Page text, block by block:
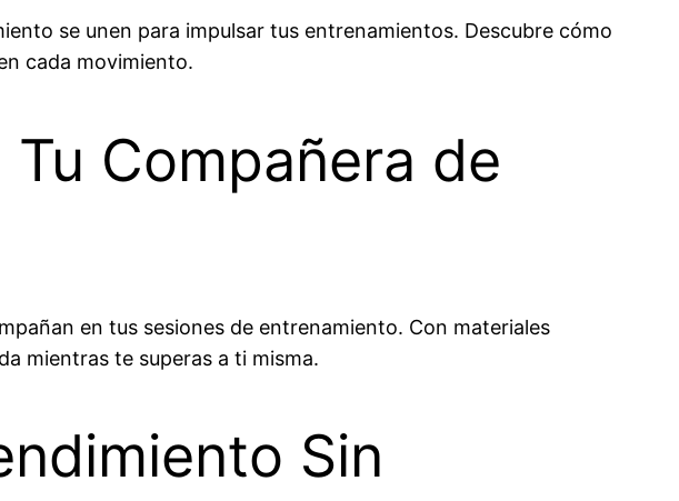
se unen para impulsar tus entrenamientos. Descubre cómo
cada movimiento.
Compañera de
en tus sesiones de entrenamiento. Con materiales
mientras te superas a ti misma.
Sin